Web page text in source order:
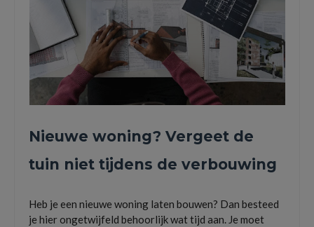
Nieuwe woning? Vergeet de
tuin niet tijdens de verbouwing
Heb je een nieuwe woning laten bouwen? Dan besteed
je hier ongetwijfeld behoorlijk wat tijd aan. Je moet